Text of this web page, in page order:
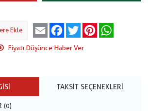
Ekle Email Facebook
Twitter Pinterest
Fiyatı Düşünce Haber Ver
TAKSIT SEÇENEKLERI
(0)